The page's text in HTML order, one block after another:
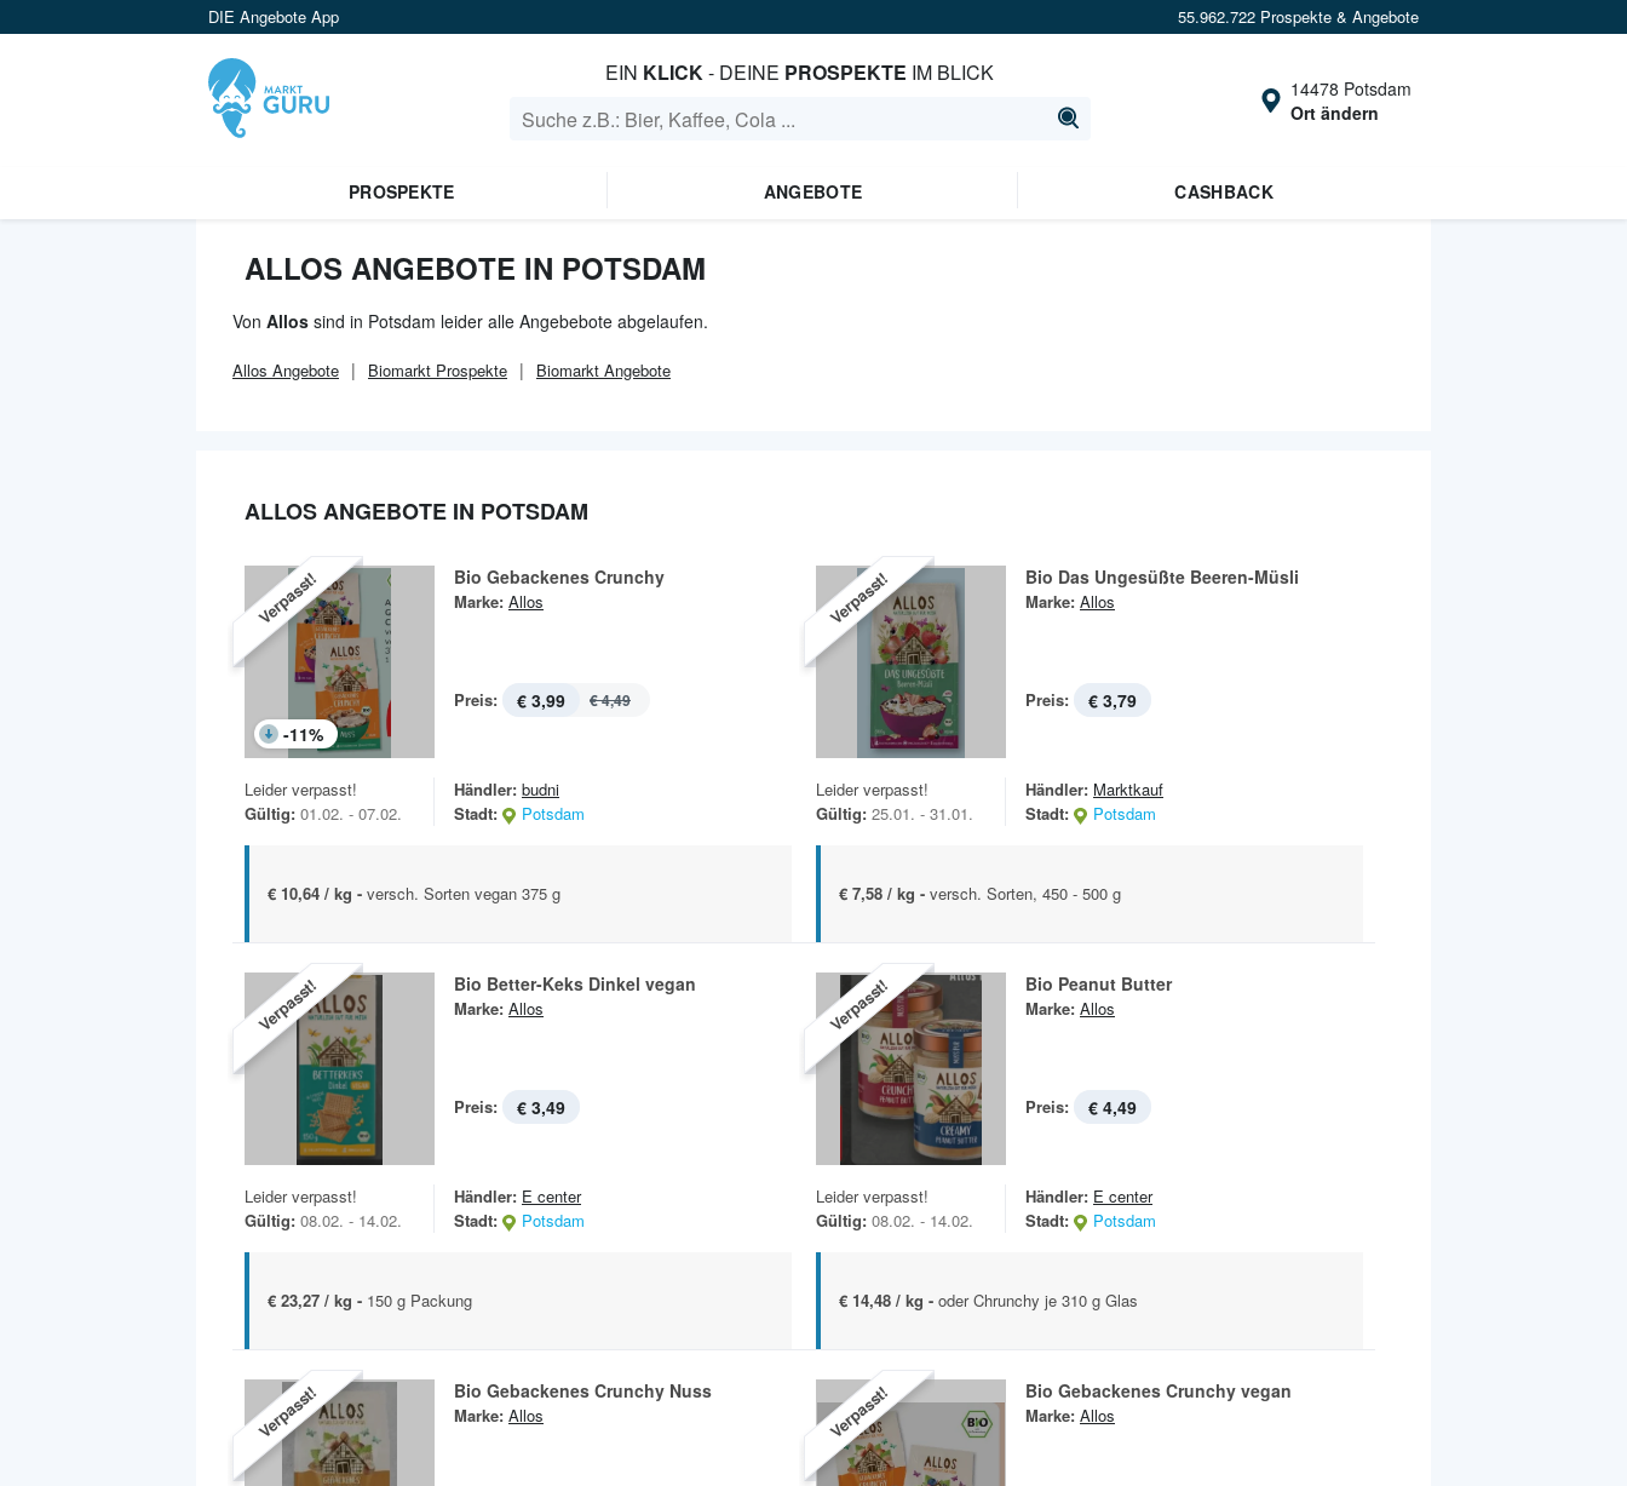
DIE Angebote App 55.962.722 Prospekte & Angebote
EIN KLICK- DEINE PROSPEKTE IM BLICK
14478 Potsdam
Ort ändern
PROSPEKTE ANGEBOTE CASHBACK
ALLOS ANGEBOTE IN POTSDAM
Von Allos sind in Potsdam leider alle Angebebote abgelaufen.
Allos Angebote Biomarkt Prospekte Biomarkt Angebote
ALLOS ANGEBOTE IN POTSDAM
Verpasst!
-11%
Bio Gebackenes Crunchy
Marke: Allos
Preis: € 3,99 € 4,49
Leider verpasst!
Gültig: 01.02. - 07.02.
Händler: budni
Stadt:
Potsdam
€ 10,64 / kg - versch. Sorten vegan 375 g
Verpasst! Bio Das Ungesüßte Beeren-Müsli
Marke: Allos
Preis: € 3,79
Leider verpasst!
Gültig: 25.01. - 31.01.
Händler: Marktkauf
Stadt:
Potsdam
€ 7,58 / kg - versch. Sorten, 450 - 500 g
Verpasst! Bio Better-Keks Dinkel vegan
Marke: Allos
Preis: € 3,49
Leider verpasst!
Gültig: 08.02. - 14.02.
Händler: E center
Stadt:
Potsdam
€ 23,27 / kg - 150 g Packung
Verpasst! Bio Peanut Butter
Marke: Allos
Preis: € 4,49
Leider verpasst!
Gültig: 08.02. - 14.02.
Händler: E center
Stadt:
Potsdam
€ 14,48 / kg - oder Chrunchy je 310 g Glas
Verpasst! Bio Gebackenes Crunchy Nuss
Marke: Allos Verpasst! Bio Gebackenes Crunchy vegan
Marke: Allos